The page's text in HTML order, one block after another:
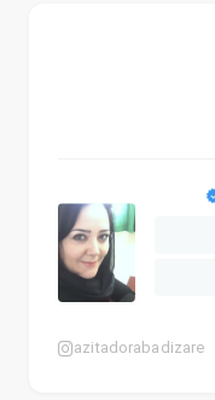
azitadorabadizare